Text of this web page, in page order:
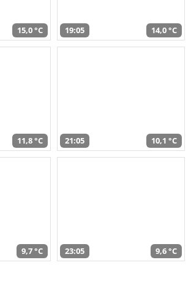
15,0 °C 19:05 14,0 °C
11,8 °C 21:05 10,1 °C
9,7 °C 23:05 9,6 °C